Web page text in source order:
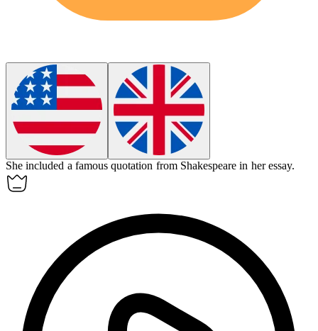
She included a famousquotation from Shakespeare in her essay.